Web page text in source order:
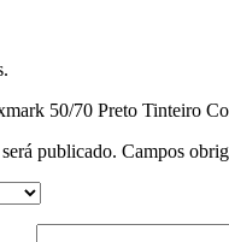
50/70 Preto Tinteiro
publicado. Campos